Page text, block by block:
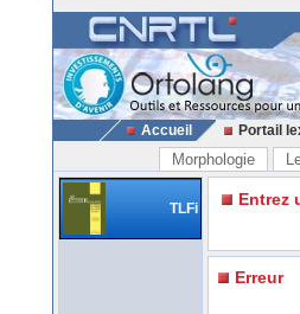
Accueil Portail
Morphologie
TLFi Entrez
Erreur